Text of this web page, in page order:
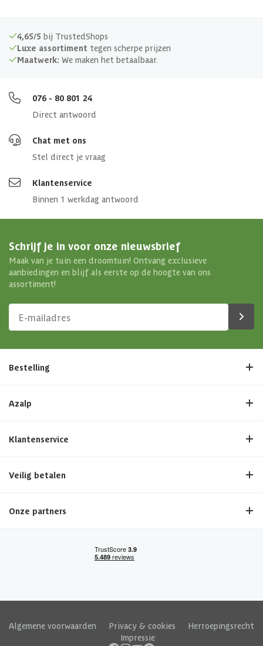
4,65/5 bij TrustedShops
Luxe assortiment tegen scherpe prijzen
Maatwerk: We maken het betaalbaar.
076 - 80 801 24
Direct antwoord
Chat met ons
Stel direct je vraag
Klantenservice
Binnen 1 werkdag antwoord
Schrijf je in voor onze nieuwsbrief
Maak van je tuin een droomtuin! Ontvang exclusieve
aanbiedingen en blijf als eerste op de hoogte van ons
assortiment!
Bestelling
Azalp
Klantenservice
Veilig betalen
Onze partners
Algemene voorwaarden Privacy & cookies
Herroepingsrecht
Impressie